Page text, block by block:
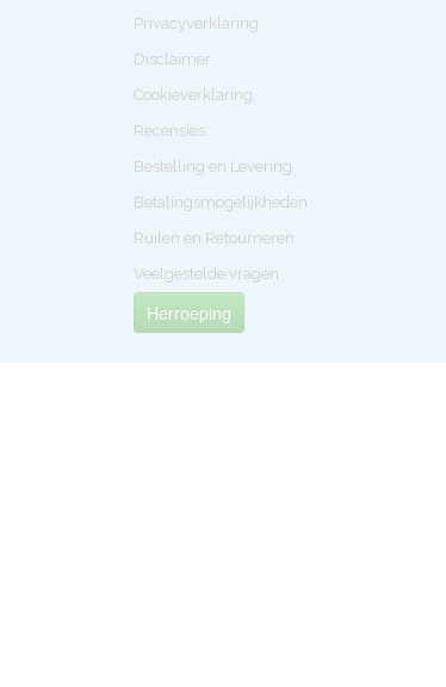
Privacyverklaring
Disclaimer
Cookieverklaring
Recensies
Bestelling en Levering
Betalingsmogelijkheden
Ruilen en Retourneren
Veelgestelde vragen
Herroeping